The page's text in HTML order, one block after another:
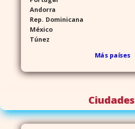
Andorra
Rep. Dominicana
México
Túnez
Más países
Ciudades